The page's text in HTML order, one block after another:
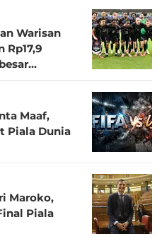
Warisan
Rp17,9
Maaf,
Piala Dunia
Maroko,
Piala